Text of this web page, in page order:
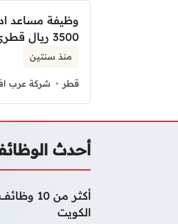
وظيفة مساعد
3500 ريال قطري
منذ سنتين
قطر شركة عرب
أحدث
أكثر
الكويت